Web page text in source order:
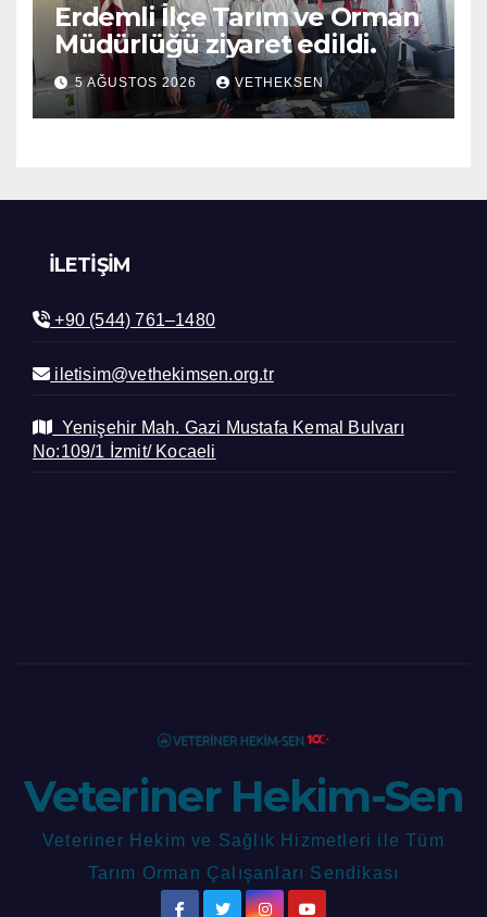
Erdemli İlçe Tarım ve Orman
Müdürlüğü ziyaret edildi.
5 AĞUSTOS 2026 VETHEKSEN
İLETIŞIM
+90 (544) 761–1480
iletisim@vethekimsen.org.tr
Yenişehir Mah. Gazi Mustafa Kemal Bulvarı
No:109/1 İzmit/ Kocaeli
Veteriner Hekim-Sen
Veteriner Hekim ve Sağlık Hizmetleri ile Tüm
Tarım Orman Çalışanları Sendikası